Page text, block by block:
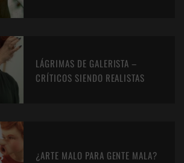
LÁGRIMAS DE GALERISTA –
CRÍTICOS SIENDO REALISTAS
¿ARTE MALO PARA GENTE MALA?